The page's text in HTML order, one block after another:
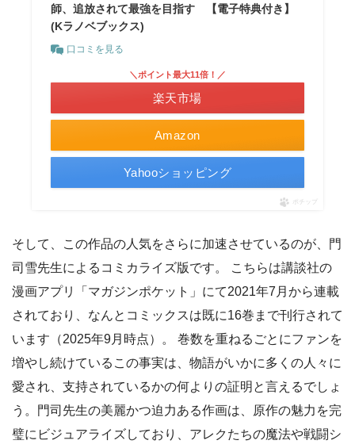
師、追放されて最強を目指す 【電子特典付き】
(Kラノベブックス)
口コミを見る
Amazon
＼ポイント最大11倍！／
楽天市場
Yahooショッピング
ポチップ
そして、この作品の人気をさらに加速させているのが、門
司雪先生によるコミカライズ版です。 こちらは講談社の
漫画アプリ「マガジンポケット」にて2021年7月から連載
されており、なんとコミックスは既に16巻まで刊行されて
います（2025年9月時点）。 巻数を重ねるごとにファンを
増やし続けているこの事実は、物語がいかに多くの人々に
愛され、支持されているかの何よりの証明と言えるでしょ
う。門司先生の美麗かつ迫力ある作画は、原作の魅力を完
璧にビジュアライズしており、アレクたちの魔法や戦闘シ